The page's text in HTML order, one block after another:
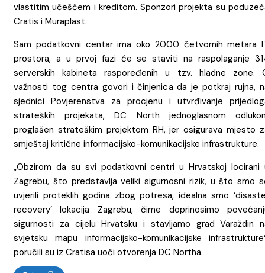
vlastitim učešćem i kreditom. Sponzori projekta su
Cratis i Muraplast.
Sam podatkovni centar ima oko 2000 četvornih metara
prostora, a u prvoj fazi će se staviti na raspolaganje
serverskih kabineta raspoređenih u tzv. hladne zone.
važnosti tog centra govori i činjenica da je potkraj rujna,
sjednici Povjerenstva za procjenu i utvrđivanje
strateških projekata, DC North jednoglasnom
proglašen strateškim projektom RH, jer osigurava mjesto
smještaj kritične informacijsko-komunikacijske infrastrukture.
„Obzirom da su svi podatkovni centri u Hrvatskoj locirani
Zagrebu, što predstavlja veliki sigurnosni rizik, u što smo
uvjerili proteklih godina zbog potresa, idealna smo
recovery’ lokacija Zagrebu, čime doprinosimo
sigurnosti za cijelu Hrvatsku i stavljamo grad Varaždin
svjetsku mapu informacijsko-komunikacijske
poručili su iz Cratisa uoči otvorenja DC Northa.